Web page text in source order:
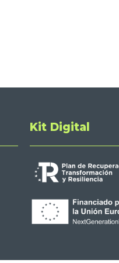
Kit Digital